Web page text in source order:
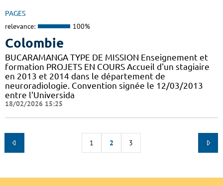
PAGES
relevance: 100%
Colombie
BUCARAMANGA TYPE DE MISSION Enseignement et
formation PROJETS EN COURS Accueil d'un stagiaire
en 2013 et 2014 dans le département de
neuroradiologie. Convention signée le 12/03/2013
entre l'Universida
18/02/2026 15:25
1 2 3